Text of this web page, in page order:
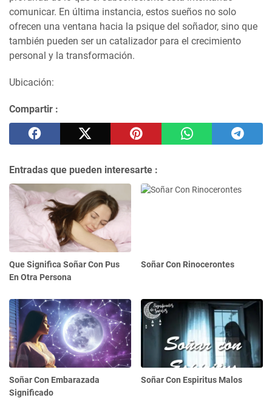
comunicar. En última instancia, estos sueños no solo
ofrecen una ventana hacia la psique del soñador, sino que
también pueden ser un catalizador para el crecimiento
personal y la transformación.
Ubicación:
Compartir :
Entradas que pueden interesarte :
Que Significa Soñar Con Pus
En Otra Persona
Soñar Con Rinocerontes
Soñar Con Embarazada
Significado
Soñar Con Espiritus Malos